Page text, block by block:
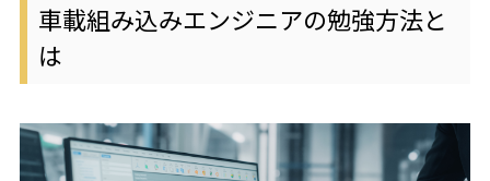
車載組み込みエンジニアの勉強方法と
は